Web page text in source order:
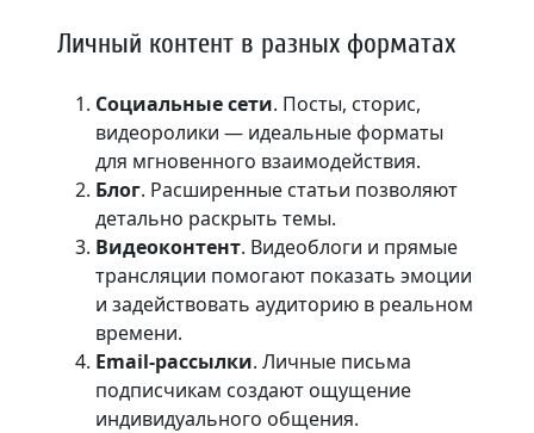
Личный контент в разных форматах
Социальные сети. Посты, сторис,
видеоролики — идеальные форматы
для мгновенного взаимодействия.
Блог. Расширенные статьи позволяют
детально раскрыть темы.
Видеоконтент. Видеоблоги и прямые
трансляции помогают показать эмоции
и задействовать аудиторию в реальном
времени.
Email-рассылки. Личные письма
подписчикам создают ощущение
индивидуального общения.